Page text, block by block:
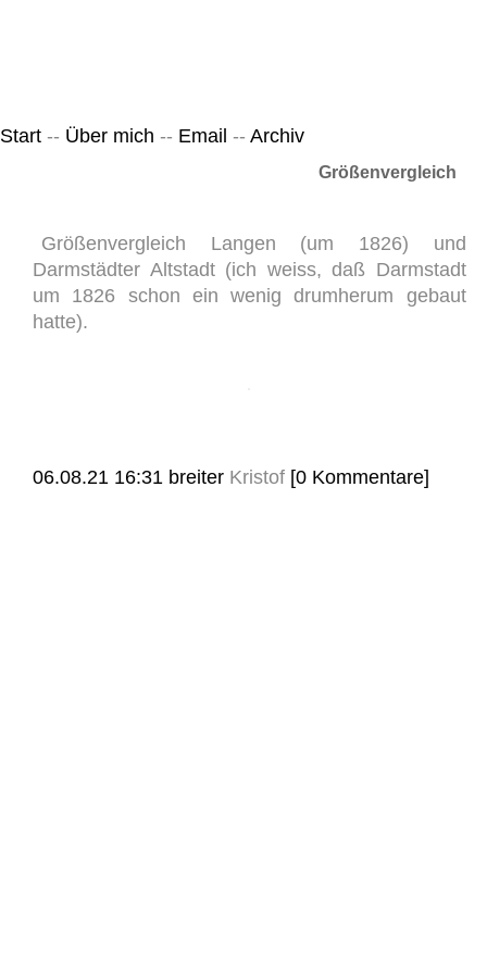
Start -- Über mich -- Email -- Archiv
Größenvergleich
Größenvergleich Langen (um 1826) und
Darmstädter Altstadt (ich weiss, daß Darmstadt
um 1826 schon ein wenig drumherum gebaut
hatte).
06.08.21 16:31 breiter Kristof [0 Kommentare]